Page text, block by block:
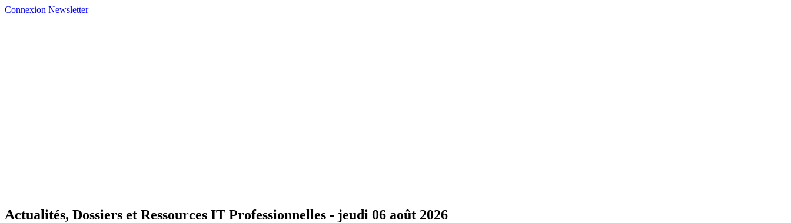
Connexion Newsletter
Actualités, Dossiers et Ressources IT Professionnelles - jeudi 06 août 2026